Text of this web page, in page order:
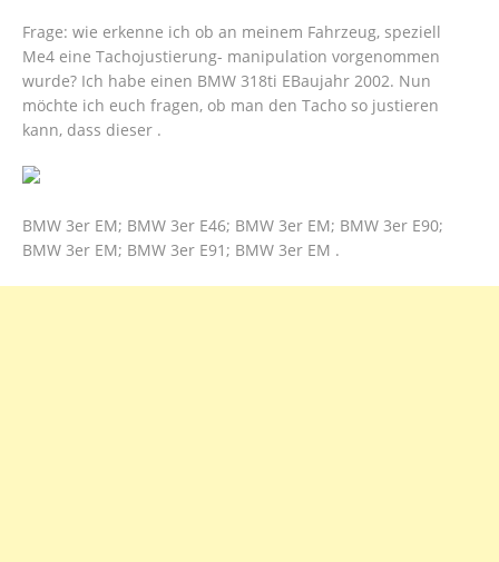
Frage: wie erkenne ich ob an meinem Fahrzeug, speziell
Me4 eine Tachojustierung- manipulation vorgenommen
wurde? Ich habe einen BMW 318ti EBaujahr 2002. Nun
möchte ich euch fragen, ob man den Tacho so justieren
kann, dass dieser .
BMW 3er EM; BMW 3er E46; BMW 3er EM; BMW 3er E90;
BMW 3er EM; BMW 3er E91; BMW 3er EM .